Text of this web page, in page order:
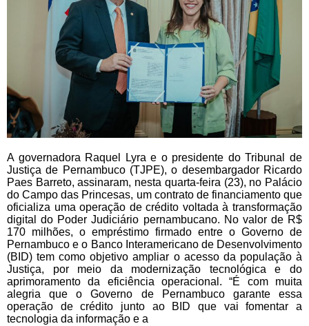
A governadora Raquel Lyra e o presidente do Tribunal de
Justiça de Pernambuco (TJPE), o desembargador Ricardo
Paes Barreto, assinaram, nesta quarta-feira (23), no Palácio
do Campo das Princesas, um contrato de financiamento que
oficializa uma operação de crédito voltada à transformação
digital do Poder Judiciário pernambucano. No valor de R$
170 milhões, o empréstimo firmado entre o Governo de
Pernambuco e o Banco Interamericano de Desenvolvimento
(BID) tem como objetivo ampliar o acesso da população à
Justiça, por meio da modernização tecnológica e do
aprimoramento da eficiência operacional. “É com muita
alegria que o Governo de Pernambuco garante essa
operação de crédito junto ao BID que vai fomentar a
tecnologia da informação e a